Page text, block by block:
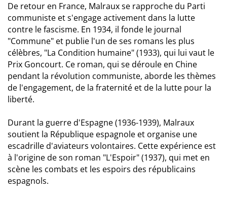
De retour en France, Malraux se rapproche du Parti
communiste et s'engage activement dans la lutte
contre le fascisme. En 1934, il fonde le journal
"Commune" et publie l'un de ses romans les plus
célèbres, "La Condition humaine" (1933), qui lui vaut le
Prix Goncourt. Ce roman, qui se déroule en Chine
pendant la révolution communiste, aborde les thèmes
de l'engagement, de la fraternité et de la lutte pour la
liberté.
Durant la guerre d'Espagne (1936-1939), Malraux
soutient la République espagnole et organise une
escadrille d'aviateurs volontaires. Cette expérience est
à l'origine de son roman "L'Espoir" (1937), qui met en
scène les combats et les espoirs des républicains
espagnols.